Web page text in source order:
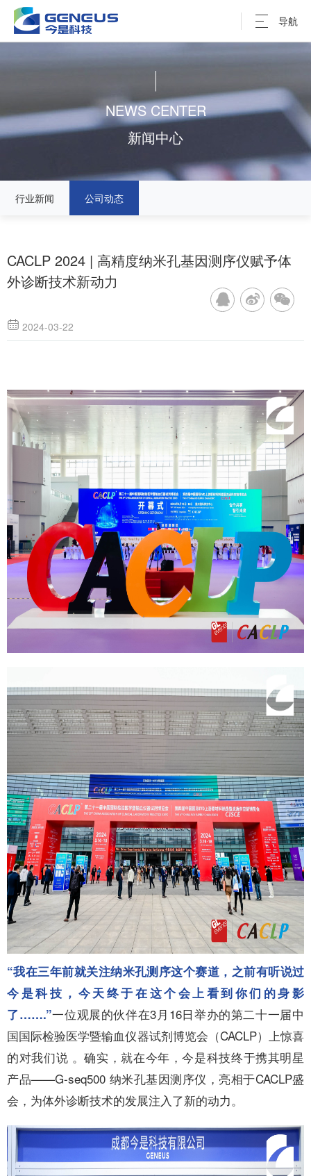
导航
NEWS CENTER
新闻中心
行业新闻 公司动态
CACLP 2024 | 高精度纳米孔基因测序仪赋予体
外诊断技术新动力
2024-03-22
“我在三年前就关注纳米孔测序这个赛道，之前有听说过
今是科技，今天终于在这个会上看到你们的身影
了…….”一位观展的伙伴在3月16日举办的第二十一届中
国国际检验医学暨输血仪器试剂博览会（CACLP）上惊喜
的对我们说 。确实，就在今年，今是科技终于携其明星
产品——G-seq500 纳米孔基因测序仪，亮相于CACLP盛
会，为体外诊断技术的发展注入了新的动力。